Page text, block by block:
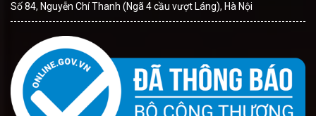
Số 84, Nguyễn Chí Thanh (Ngã 4 cầu vượt Láng), Hà Nội